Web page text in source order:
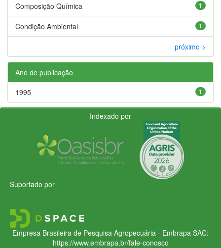
1
Composição Química
1
Condição Ambiental
próximo >
Ano de publicação
1
1995
Indexado por
Suportado por
Empresa Brasileira de Pesquisa Agropecuária - Embrapa SAC:
https://www.embrapa.br/fale-conosco